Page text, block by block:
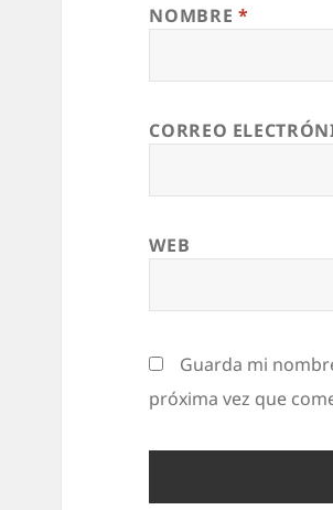
NOMBRE *
CORREO
WEB
Guarda mi
próxima vez que